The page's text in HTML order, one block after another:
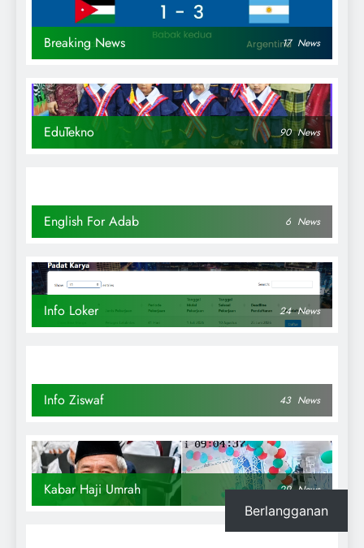
Breaking News 17 News
EduTekno 90 News
English For Adab 6 News
Info Loker 24 News
Info Ziswaf 43 News
Kabar Haji Umrah 29 News
Berlangganan